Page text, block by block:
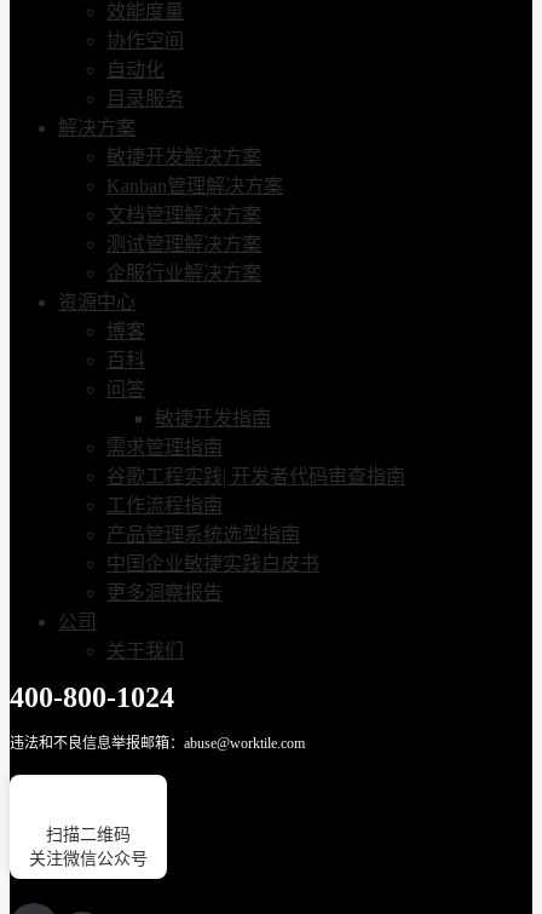
效能度量
协作空间
自动化
目录服务
解决方案
敏捷开发解决方案
Kanban管理解决方案
文档管理解决方案
测试管理解决方案
企服行业解决方案
资源中心
博客
百科
问答
敏捷开发指南
需求管理指南
谷歌工程实践| 开发者代码审查指南
工作流程指南
产品管理系统选型指南
中国企业敏捷实践白皮书
更多洞察报告
公司
关于我们
400-800-1024
违法和不良信息举报邮箱：abuse@worktile.com
扫描二维码
关注微信公众号